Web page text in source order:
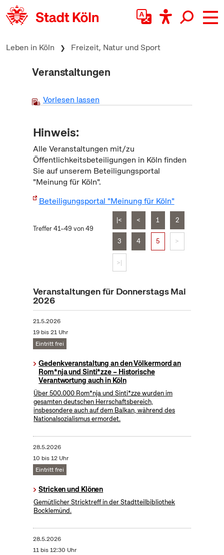
zum Inhalt springen
Leben in Köln Freizeit, Natur und Sport
Veranstaltungen
Vorlesen lassen
Hinweis:
Alle Veranstaltungen mit/zu
Öffentlichkeitsbeteiligungen in Köln finden
Sie auf unserem Beteiligungsportal
"Meinung für Köln".
Beteiligungsportal "Meinung für Köln"
Treffer 41–49 von 49
|< < 1 2
3 4 5 >
>|
Veranstaltungen für Donnerstags Mai
2026
21.5.2026
19 bis 21 Uhr
Eintritt frei
Gedenkveranstaltung an den Völkermord an
Rom*nja und Sinti*zze – Historische
Verantwortung auch in Köln
Über 500.000 Rom*nja und Sinti*zze wurden im
gesamten deutschen Herrschaftsbereich,
insbesondere auch auf dem Balkan, während des
Nationalsozialismus ermordet.
28.5.2026
10 bis 12 Uhr
Eintritt frei
Stricken und Klönen
Gemütlicher Stricktreff in der Stadtteilbibliothek
Bocklemünd.
28.5.2026
11 bis 12:30 Uhr